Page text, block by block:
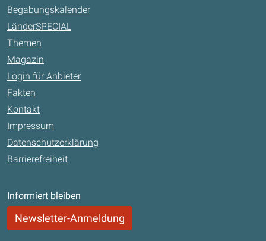
Begabungskalender
LänderSPECIAL
Themen
Magazin
Login für Anbieter
Fakten
Kontakt
Impressum
Datenschutzerklärung
Barrierefreiheit
Informiert bleiben
Newsletter-Anmeldung